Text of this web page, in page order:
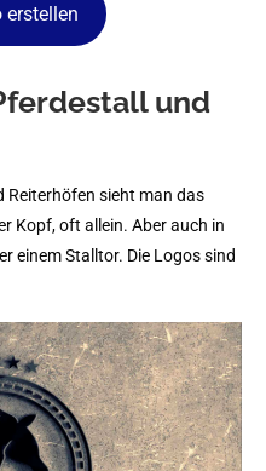
und
Reiterhöfen sieht man das
Kopf, oft allein. Aber auch in
einem Stalltor. Die Logos sind